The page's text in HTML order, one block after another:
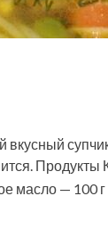
вкусный
масло — 100